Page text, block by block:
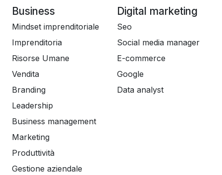
Business
Mindset imprenditoriale
Imprenditoria
Risorse Umane
Vendita
Branding
Leadership
Business management
Marketing
Produttività
Gestione aziendale
Digital marketing
Seo
Social media manager
E-commerce
Google
Data analyst